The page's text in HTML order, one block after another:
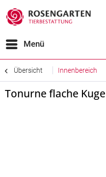
Menü
Übersicht Innenbereich
Tonurne flache